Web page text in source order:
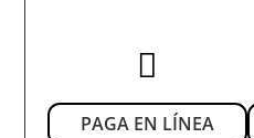

PAGA EN LÍNEA